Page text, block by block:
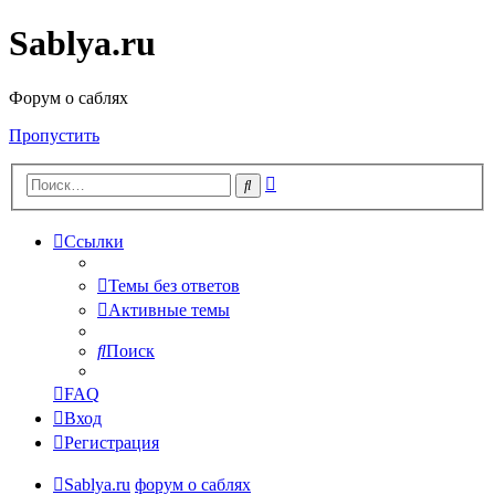
Sablya.ru
Форум о саблях
Пропустить
Поиск
Ссылки
Темы без ответов
Активные темы
Поиск
FAQ
Вход
Регистрация
Sablya.ru форум о саблях